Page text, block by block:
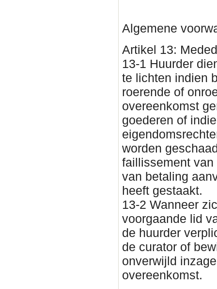
Algemene
Artikel 13:
13-1 Huurder
te lichten indien
roerende of
overeenkomst
goederen of
worden
faillissement van
van betaling
heeft gestaakt.
13-2 Wanneer
voorgaande lid
de huurder
de curator of
onverwijld
overeenkomst.